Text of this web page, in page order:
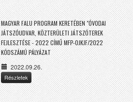
MAGYAR FALU PROGRAM KERETÉBEN "ÓVODAI
JÁTSZÓUDVAR, KÖZTERÜLETI JÁTSZÓTEREK
FEJLESZTÉSE - 2022 CÍMŰ MFP-OJKJF/2022
KÓDSZÁMÚ PÁLYÁZAT
2022.09.26.
Részletek